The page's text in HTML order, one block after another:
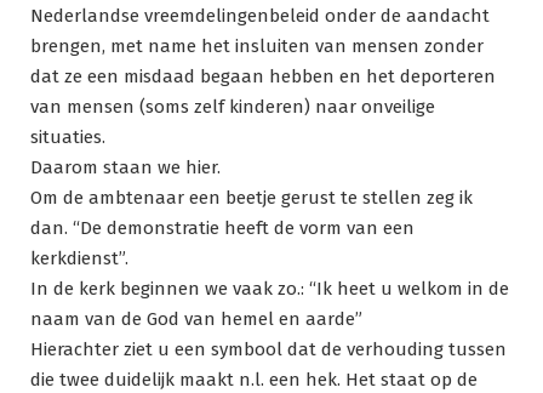
Nederlandse vreemdelingenbeleid onder de aandacht
brengen, met name het insluiten van mensen zonder
dat ze een misdaad begaan hebben en het deporteren
van mensen (soms zelf kinderen) naar onveilige
situaties.
Daarom staan we hier.
Om de ambtenaar een beetje gerust te stellen zeg ik
dan. “De demonstratie heeft de vorm van een
kerkdienst”.
In de kerk beginnen we vaak zo.: “Ik heet u welkom in de
naam van de God van hemel en aarde”
Hierachter ziet u een symbool dat de verhouding tussen
die twee duidelijk maakt n.l. een hek. Het staat op de